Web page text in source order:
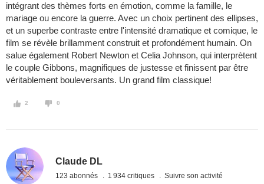
intégrant des thèmes forts en émotion, comme la famille, le
mariage ou encore la guerre. Avec un choix pertinent des ellipses,
et un superbe contraste entre l'intensité dramatique et comique, le
film se révèle brillamment construit et profondément humain. On
salue également Robert Newton et Celia Johnson, qui interprètent
le couple Gibbons, magnifiques de justesse et finissent par être
véritablement bouleversants. Un grand film classique!
2 0
Claude DL
123 abonnés 1 934 critiques Suivre son activité